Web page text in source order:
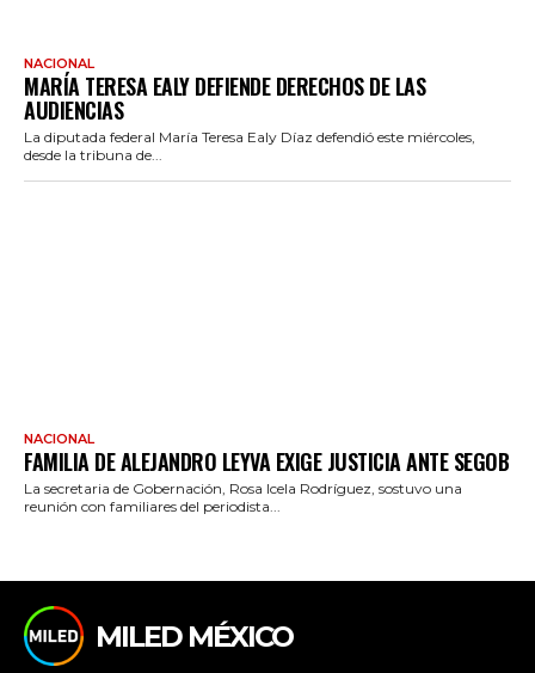
NACIONAL
MARÍA TERESA EALY DEFIENDE DERECHOS DE LAS
AUDIENCIAS
La diputada federal María Teresa Ealy Díaz defendió este miércoles,
desde la tribuna de...
NACIONAL
FAMILIA DE ALEJANDRO LEYVA EXIGE JUSTICIA ANTE SEGOB
La secretaria de Gobernación, Rosa Icela Rodríguez, sostuvo una
reunión con familiares del periodista...
MILED MÉXICO